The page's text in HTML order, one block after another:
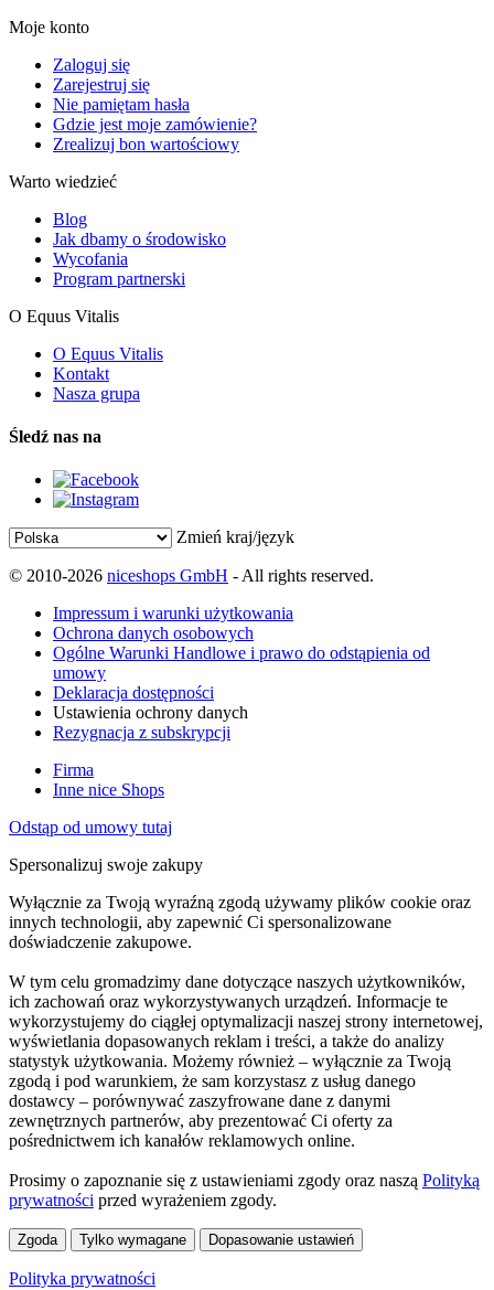
Moje konto
Zaloguj się
Zarejestruj się
Nie pamiętam hasła
Gdzie jest moje zamówienie?
Zrealizuj bon wartościowy
Warto wiedzieć
Blog
Jak dbamy o środowisko
Wycofania
Program partnerski
O Equus Vitalis
O Equus Vitalis
Kontakt
Nasza grupa
Śledź nas na
Zmień kraj/język
© 2010-2026 niceshops GmbH - All rights reserved.
Impressum i warunki użytkowania
Ochrona danych osobowych
Ogólne Warunki Handlowe i prawo do odstąpienia od
umowy
Deklaracja dostępności
Ustawienia ochrony danych
Rezygnacja z subskrypcji
Firma
Inne nice Shops
Odstąp od umowy tutaj
Spersonalizuj swoje zakupy
Wyłącznie za Twoją wyraźną zgodą używamy plików cookie oraz
innych technologii, aby zapewnić Ci spersonalizowane
doświadczenie zakupowe.
W tym celu gromadzimy dane dotyczące naszych użytkowników,
ich zachowań oraz wykorzystywanych urządzeń. Informacje te
wykorzystujemy do ciągłej optymalizacji naszej strony internetowej,
wyświetlania dopasowanych reklam i treści, a także do analizy
statystyk użytkowania. Możemy również – wyłącznie za Twoją
zgodą i pod warunkiem, że sam korzystasz z usług danego
dostawcy – porównywać zaszyfrowane dane z danymi
zewnętrznych partnerów, aby prezentować Ci oferty za
pośrednictwem ich kanałów reklamowych online.
Prosimy o zapoznanie się z ustawieniami zgody oraz naszą Polityką
prywatności przed wyrażeniem zgody.
Zgoda Tylko wymagane Dopasowanie ustawień
Polityka prywatności